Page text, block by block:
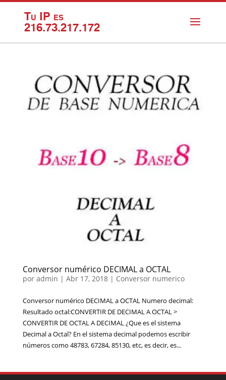
Tu IP es
216.73.217.172
Conversor numérico DECIMAL a OCTAL
por admin | Abr 17, 2018| Conversor numerico
Conversor numérico DECIMAL a OCTAL Numero decimal:
Resultado octal:CONVERTIR DE DECIMAL A OCTAL >
CONVERTIR DE OCTAL A DECIMAL ¿Que es el sistema
Decimal a Octal? En el sistema decimal podemos escribir
números como 48783, 67284, 85130, etc, es decir, es...